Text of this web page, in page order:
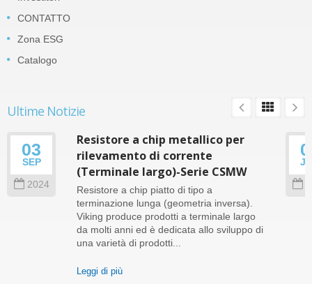
CONTATTO
Zona ESG
Catalogo
Ultime Notizie
03
SEP
2024
Resistore a chip metallico per
rilevamento di corrente
(Terminale largo)-Serie CSMW
Resistore a chip piatto di tipo a
terminazione lunga (geometria inversa).
Viking produce prodotti a terminale largo
da molti anni ed è dedicata allo sviluppo di
una varietà di prodotti...
Leggi di più